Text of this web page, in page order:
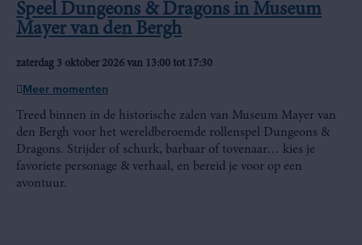
Speel Dungeons & Dragons in Museum
Mayer van den Bergh
zaterdag 3 oktober 2026 van 13:00 tot 17:30
Meer momenten
Treed binnen in de historische zalen van Museum Mayer van
den Bergh voor het wereldberoemde rollenspel Dungeons &
Dragons. Strijder of schurk, barbaar of tovenaar… kies je
favoriete personage & verhaal, en bereid je voor op een
avontuur.